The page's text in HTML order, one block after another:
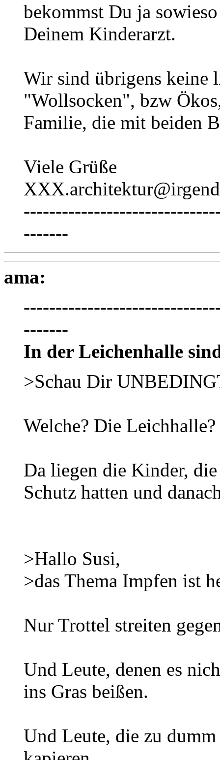
bekommst Du ja
Deinem Kinderarzt.
Wir sind übrigens keine
"Wollsocken", bzw
Familie, die mit beiden
Viele Grüße
-------
ama:
-------
In der Leichenhalle
>Schau Dir
Welche? Die Leichhalle?
Da liegen die Kinder,
Schutz hatten und
>Hallo Susi,
>das Thema Impfen ist
Nur Trottel streiten
Und Leute, denen es
ins Gras beißen.
Und Leute, die zu